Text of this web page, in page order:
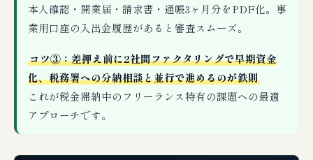
本人確認・開業届・請求書・通帳3ヶ月分をPDF化。事
業用口座の入出金履歴があると審査スムーズ。
コツ③：差押え前に2社間ファクタリングで早期資金
化、税務署への分納相談と並行で進めるのが鉄則
これが税金滞納中のフリーランス特有の課題への最適
アプローチです。